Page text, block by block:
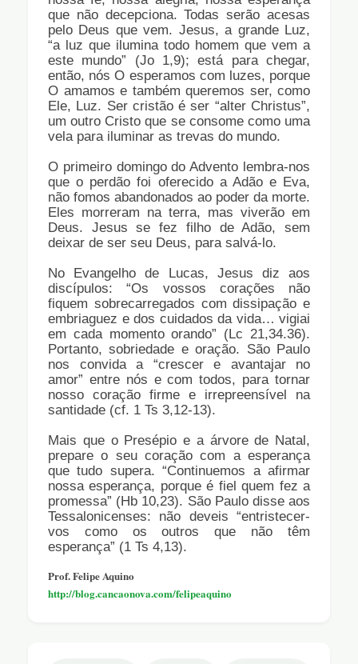
que não decepciona. Todas serão acesas
pelo Deus que vem. Jesus, a grande Luz,
“a luz que ilumina todo homem que vem a
este mundo” (Jo 1,9); está para chegar,
então, nós O esperamos com luzes, porque
O amamos e também queremos ser, como
Ele, Luz. Ser cristão é ser “alter Christus”,
um outro Cristo que se consome como uma
vela para iluminar as trevas do mundo.
O primeiro domingo do Advento lembra-nos
que o perdão foi oferecido a Adão e Eva,
não fomos abandonados ao poder da morte.
Eles morreram na terra, mas viverão em
Deus. Jesus se fez filho de Adão, sem
deixar de ser seu Deus, para salvá-lo.
No Evangelho de Lucas, Jesus diz aos
discípulos: “Os vossos corações não
fiquem sobrecarregados com dissipação e
embriaguez e dos cuidados da vida… vigiai
em cada momento orando” (Lc 21,34.36).
Portanto, sobriedade e oração. São Paulo
nos convida a “crescer e avantajar no
amor” entre nós e com todos, para tornar
nosso coração firme e irrepreensível na
santidade (cf. 1 Ts 3,12-13).
Mais que o Presépio e a árvore de Natal,
prepare o seu coração com a esperança
que tudo supera. “Continuemos a afirmar
nossa esperança, porque é fiel quem fez a
promessa” (Hb 10,23). São Paulo disse aos
Tessalonicenses: não deveis “entristecer-
vos como os outros que não têm
esperança” (1 Ts 4,13).
Prof. Felipe Aquino
http://blog.cancaonova.com/felipeaquino